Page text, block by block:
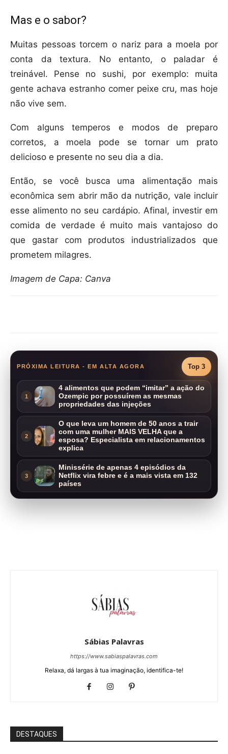
Mas e o sabor?
Muitas pessoas torcem o nariz para a moela por
conta da textura. No entanto, o paladar é
treinável. Pense no sushi, por exemplo: muita
gente achava estranho comer peixe cru, mas hoje
não vive sem.
Com alguns temperos e modos de preparo
corretos, a moela pode se tornar um prato
delicioso e presente no seu dia a dia.
Então, se você busca uma alimentação mais
econômica sem abrir mão da nutrição, vale incluir
esse alimento no seu cardápio. Afinal, investir em
comida de verdade é muito mais vantajoso do
que gastar com produtos industrializados que
prometem milagres.
Imagem de Capa: Canva
PRÓXIMA LEITURA - EM ALTA AGORA Top 3
1
4 alimentos que podem “imitar” a ação do
Ozempic por possuírem as mesmas
propriedades das injeções
2
O que leva um homem de 50 anos a trair
com uma mulher MAIS VELHA que a
esposa? Especialista em relacionamentos
explica
3
Minissérie de apenas 4 episódios da
Netflix vira febre e é a mais vista em 132
países
Sábias Palavras
https://www.sabiaspalavras.com
Relaxa, dá largas à tua imaginação, identifica-te!
DESTAQUES